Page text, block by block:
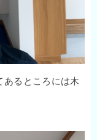
るところには木